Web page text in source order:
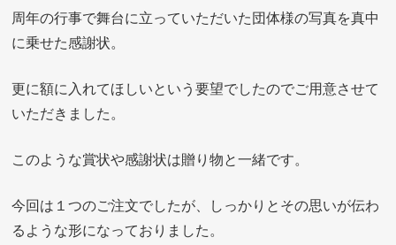
周年の行事で舞台に立っていただいた団体様の写真を真中
に乗せた感謝状。
更に額に入れてほしいという要望でしたのでご用意させて
いただきました。
このような賞状や感謝状は贈り物と一緒です。
今回は１つのご注文でしたが、しっかりとその思いが伝わ
るような形になっておりました。